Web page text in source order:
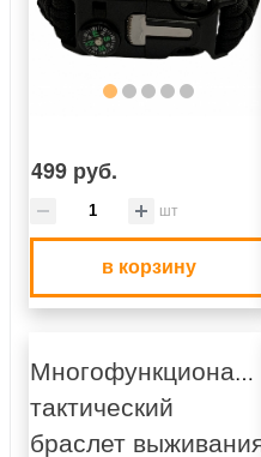
499 руб.
шт
в корзину
тактический
браслет